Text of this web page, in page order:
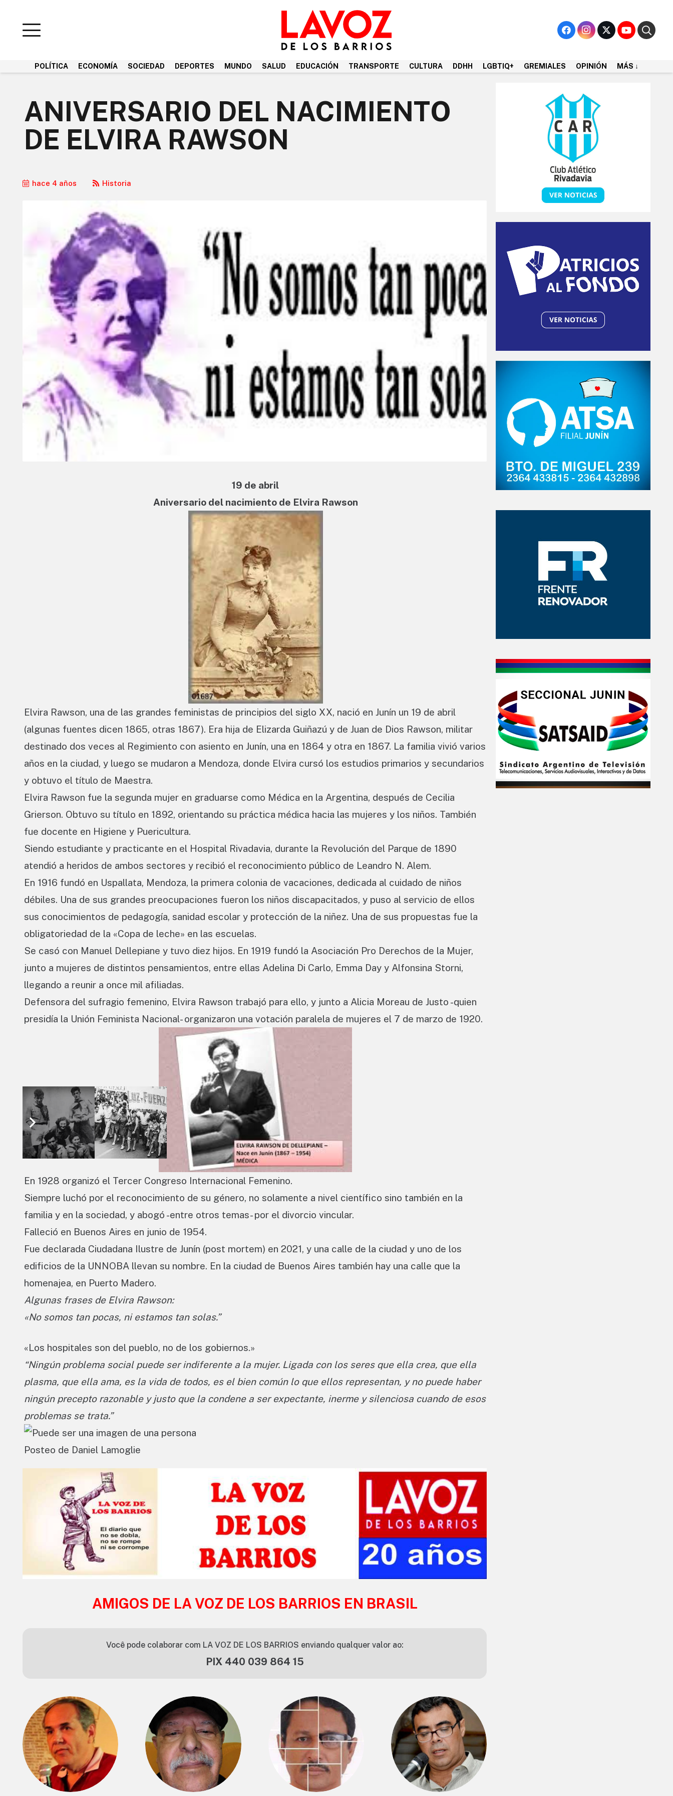
POLÍTICA ECONOMÍA SOCIEDAD DEPORTES MUNDO SALUD EDUCACIÓN TRANSPORTE CULTURA DDHH LGBTIQ+ GREMIALES OPINIÓN MÁS ↓
ANIVERSARIO DEL NACIMIENTO
DE ELVIRA RAWSON
hace 4 años Historia
19 de abril
Aniversario del nacimiento de Elvira Rawson
Elvira Rawson, una de las grandes feministas de principios del siglo XX, nació en Junín un 19 de abril
(algunas fuentes dicen 1865, otras 1867). Era hija de Elizarda Guiñazú y de Juan de Dios Rawson, militar
destinado dos veces al Regimiento con asiento en Junín, una en 1864 y otra en 1867. La familia vivió varios
años en la ciudad, y luego se mudaron a Mendoza, donde Elvira cursó los estudios primarios y secundarios
y obtuvo el título de Maestra.
Elvira Rawson fue la segunda mujer en graduarse como Médica en la Argentina, después de Cecilia
Grierson. Obtuvo su título en 1892, orientando su práctica médica hacia las mujeres y los niños. También
fue docente en Higiene y Puericultura.
Siendo estudiante y practicante en el Hospital Rivadavia, durante la Revolución del Parque de 1890
atendió a heridos de ambos sectores y recibió el reconocimiento público de Leandro N. Alem.
En 1916 fundó en Uspallata, Mendoza, la primera colonia de vacaciones, dedicada al cuidado de niños
débiles. Una de sus grandes preocupaciones fueron los niños discapacitados, y puso al servicio de ellos
sus conocimientos de pedagogía, sanidad escolar y protección de la niñez. Una de sus propuestas fue la
obligatoriedad de la «Copa de leche» en las escuelas.
Se casó con Manuel Dellepiane y tuvo diez hijos. En 1919 fundó la Asociación Pro Derechos de la Mujer,
junto a mujeres de distintos pensamientos, entre ellas Adelina Di Carlo, Emma Day y Alfonsina Storni,
llegando a reunir a once mil afiliadas.
Defensora del sufragio femenino, Elvira Rawson trabajó para ello, y junto a Alicia Moreau de Justo -quien
presidía la Unión Feminista Nacional- organizaron una votación paralela de mujeres el 7 de marzo de 1920.
En 1928 organizó el Tercer Congreso Internacional Femenino.
Siempre luchó por el reconocimiento de su género, no solamente a nivel científico sino también en la
familia y en la sociedad, y abogó -entre otros temas- por el divorcio vincular.
Falleció en Buenos Aires en junio de 1954.
Fue declarada Ciudadana Ilustre de Junín (post mortem) en 2021, y una calle de la ciudad y uno de los
edificios de la UNNOBA llevan su nombre. En la ciudad de Buenos Aires también hay una calle que la
homenajea, en Puerto Madero.
Algunas frases de Elvira Rawson:
«No somos tan pocas, ni estamos tan solas.”
«Los hospitales son del pueblo, no de los gobiernos.»
“Ningún problema social puede ser indiferente a la mujer. Ligada con los seres que ella crea, que ella
plasma, que ella ama, es la vida de todos, es el bien común lo que ellos representan, y no puede haber
ningún precepto razonable y justo que la condene a ser expectante, inerme y silenciosa cuando de esos
problemas se trata.”
Posteo de Daniel Lamoglie
AMIGOS DE LA VOZ DE LOS BARRIOS EN BRASIL
Você pode colaborar com LA VOZ DE LOS BARRIOS enviando qualquer valor ao:
PIX 440 039 864 15